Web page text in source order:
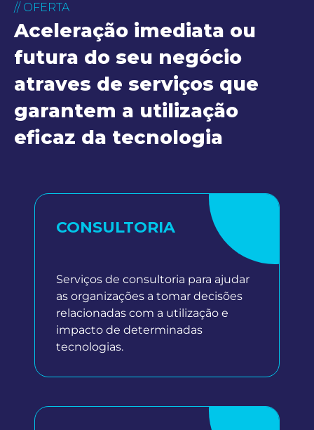
// OFERTA
Aceleração imediata ou
futura do seu negócio
atraves de serviços que
garantem a utilização
eficaz da tecnologia
CONSULTORIA
Serviços de consultoria para ajudar
as organizações a tomar decisões
relacionadas com a utilização e
impacto de determinadas
tecnologias.